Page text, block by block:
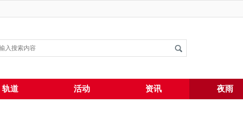
轨道 活动 资讯 夜雨